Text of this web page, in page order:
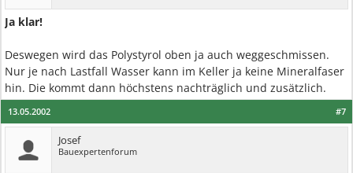
Ja klar!
Deswegen wird das Polystyrol oben ja auch weggeschmissen.
Nur je nach Lastfall Wasser kann im Keller ja keine Mineralfaser
hin. Die kommt dann höchstens nachträglich und zusätzlich.
#7
13.05.2002
Josef
Bauexpertenforum